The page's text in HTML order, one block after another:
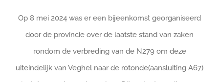
Op 8 mei 2024 was er een bijeenkomst georganiseerd
door de provincie over de laatste stand van zaken
rondom de verbreding van de N279 om deze
uiteindelijk van Veghel naar de rotonde(aansluiting A67)